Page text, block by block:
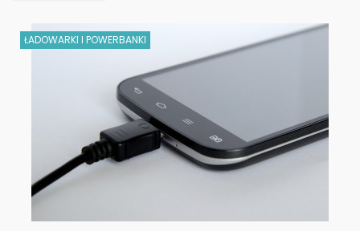
ŁADOWARKI I POWERBANKI